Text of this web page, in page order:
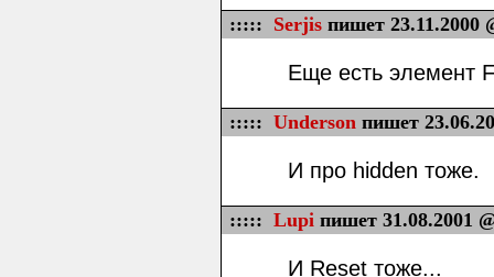
::::: Serjis пишет 23.11.2000
Еще есть элемент
::::: Underson пишет
И про hidden тоже.
::::: Lupi пишет 31.08.2001
И Reset тоже...